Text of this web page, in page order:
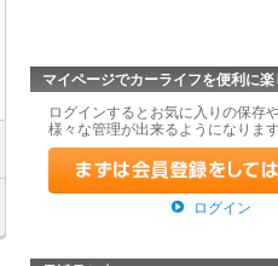
マイページでカーライフを便利に楽
ログインするとお気に入りの保存
様々な管理が出来るようになります
ログイン